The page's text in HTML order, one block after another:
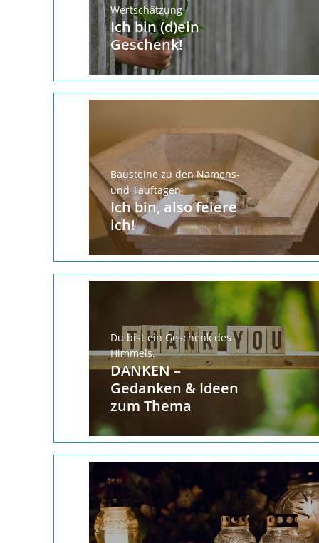
Wertschätzung
Ich bin (d)ein
Geschenk!
Bausteine zu den Namens-
und Tauftagen
Ich bin, also feiere
ich!
Du bist ein Geschenk des
Himmels.
DANKEN –
Gedanken & Ideen
zum Thema